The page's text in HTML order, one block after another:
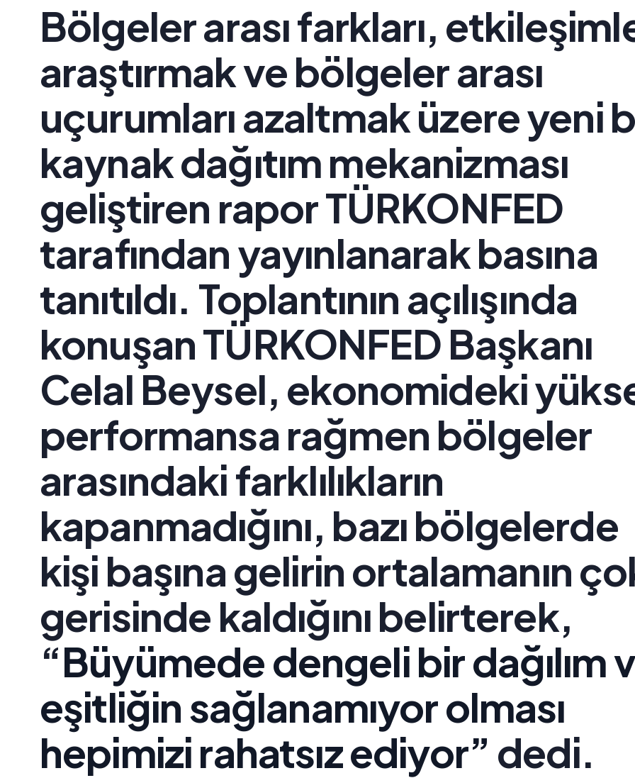
Bölgeler arası farkları,
araştırmak ve bölgeler arası
uçurumları azaltmak üzere yeni
kaynak dağıtım mekanizması
geliştiren rapor TÜRKONFED
tarafından yayınlanarak basına
tanıtıldı. Toplantının açılışında
konuşan TÜRKONFED Başkanı
Celal Beysel, ekonomideki
performansa rağmen bölgeler
arasındaki farklılıkların
kapanmadığını, bazı bölgelerde
kişi başına gelirin ortalamanın
gerisinde kaldığını belirterek,
“Büyümede dengeli bir dağılım
eşitliğin sağlanamıyor olması
hepimizi rahatsız ediyor” dedi.